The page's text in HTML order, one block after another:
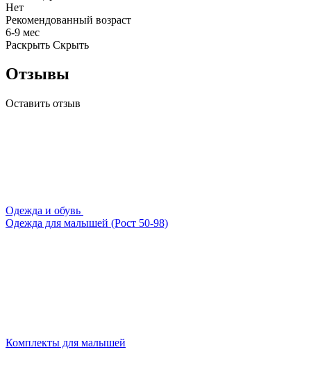
Нет
Рекомендованный возраст
6-9 мес
Раскрыть Скрыть
Отзывы
Оставить отзыв
Одежда и обувь
Одежда для малышей (Рост 50-98)
Комплекты для малышей